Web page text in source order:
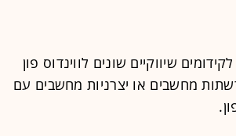
שיווקיים שונים לווינדוס פון
מחשבים או יצרניות מחשבים עם